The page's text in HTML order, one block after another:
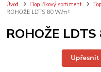
Úvod Doplňkový sortiment
ROHOŽE LDTS 80 W/m²
ROHOŽE